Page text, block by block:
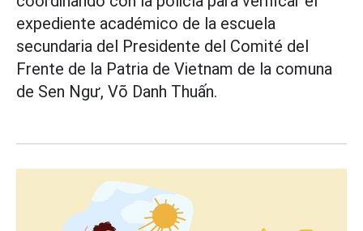
expediente académico de la escuela
secundaria del Presidente del Comité del
Frente de la Patria de Vietnam de la comuna
de Sen Ngư, Võ Danh Thuấn.